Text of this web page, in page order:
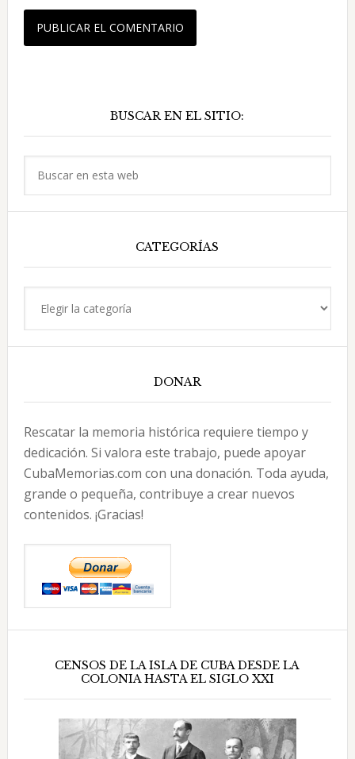
principal
BUSCAR EN EL SITIO:
CATEGORÍAS
DONAR
Rescatar la memoria histórica requiere tiempo y
dedicación. Si valora este trabajo, puede apoyar
CubaMemorias.com con una donación. Toda ayuda,
grande o pequeña, contribuye a crear nuevos
contenidos. ¡Gracias!
CENSOS DE LA ISLA DE CUBA DESDE LA
COLONIA HASTA EL SIGLO XXI